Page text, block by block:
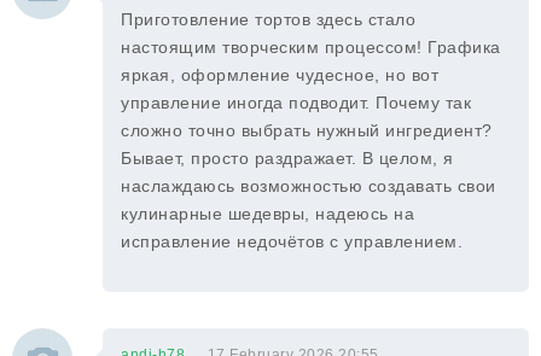
Приготовление тортов здесь стало
настоящим творческим процессом! Графика
яркая, оформление чудесное, но вот
управление иногда подводит. Почему так
сложно точно выбрать нужный ингредиент?
Бывает, просто раздражает. В целом, я
наслаждаюсь возможностью создавать свои
кулинарные шедевры, надеюсь на
исправление недочётов с управлением.